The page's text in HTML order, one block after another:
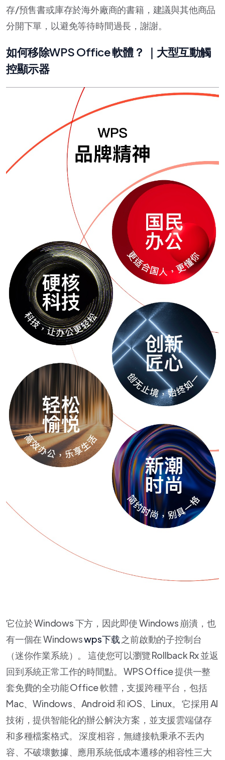
存/預售書或庫存於海外廠商的書籍，建議與其他商品
分開下單，以避免等待時間過長，謝謝。
如何移除WPS Office 軟體？ ｜大型互動觸
控顯示器
它位於 Windows 下方，因此即使 Windows 崩潰，也
有一個在 Windowswps下载 之前啟動的子控制台
（迷你作業系統）。 這使您可以瀏覽 Rollback Rx 並返
回到系統正常工作的時間點。 WPS Office 提供一整
套免費的全功能 Office 軟體，支援跨種平台，包括
Mac、Windows、Android 和 iOS、Linux。 它採用 AI
技術，提供智能化的辦公解決方案，並支援雲端儲存
和多種檔案格式。 深度相容，無縫接軌秉承不丟內
容、不破壞數據、應用系統低成本遷移的相容性三大